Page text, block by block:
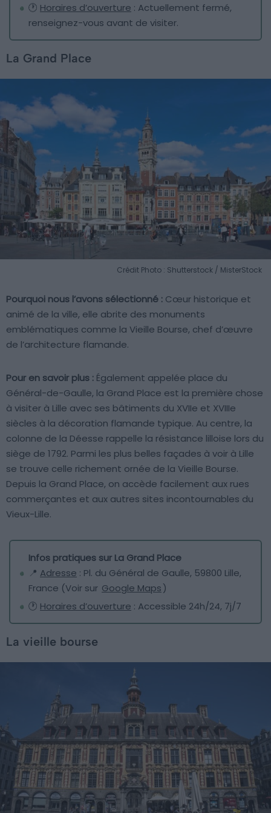
🕐 Horaires d’ouverture : Actuellement fermé,
renseignez-vous avant de visiter.
La Grand Place
Crédit Photo : Shutterstock / MisterStock
Pourquoi nous l’avons sélectionné : Cœur historique et
animé de la ville, elle abrite des monuments
emblématiques comme la Vieille Bourse, chef d’œuvre
de l’architecture flamande.
Pour en savoir plus : Également appelée place du
Général-de-Gaulle, la Grand Place est la première chose
à visiter à Lille avec ses bâtiments du XVIIe et XVIIIe
siècles à la décoration flamande typique. Au centre, la
colonne de la Déesse rappelle la résistance lilloise lors du
siège de 1792. Parmi les plus belles façades à voir à Lille
se trouve celle richement ornée de la Vieille Bourse.
Depuis la Grand Place, on accède facilement aux rues
commerçantes et aux autres sites incontournables du
Vieux-Lille.
Infos pratiques sur La Grand Place
📍 Adresse : Pl. du Général de Gaulle, 59800 Lille,
France (Voir sur Google Maps)
🕐 Horaires d’ouverture : Accessible 24h/24, 7j/7
La vieille bourse